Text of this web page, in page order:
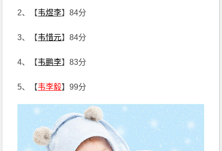
2、【韦煜李】84分
3、【韦惜元】84分
4、【韦鹏李】83分
5、【韦李毅】99分